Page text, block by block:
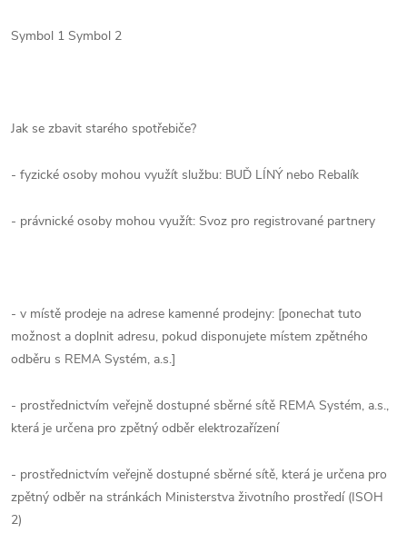
Symbol 1 Symbol 2
Jak se zbavit starého spotřebiče?
- fyzické osoby mohou využít službu: BUĎ LÍNÝ nebo Rebalík
- právnické osoby mohou využít: Svoz pro registrované partnery
- v místě prodeje na adrese kamenné prodejny: [ponechat tuto
možnost a doplnit adresu, pokud disponujete místem zpětného
odběru s REMA Systém, a.s.]
- prostřednictvím veřejně dostupné sběrné sítě REMA Systém, a.s.,
která je určena pro zpětný odběr elektrozařízení
- prostřednictvím veřejně dostupné sběrné sítě, která je určena pro
zpětný odběr na stránkách Ministerstva životního prostředí (ISOH
2)